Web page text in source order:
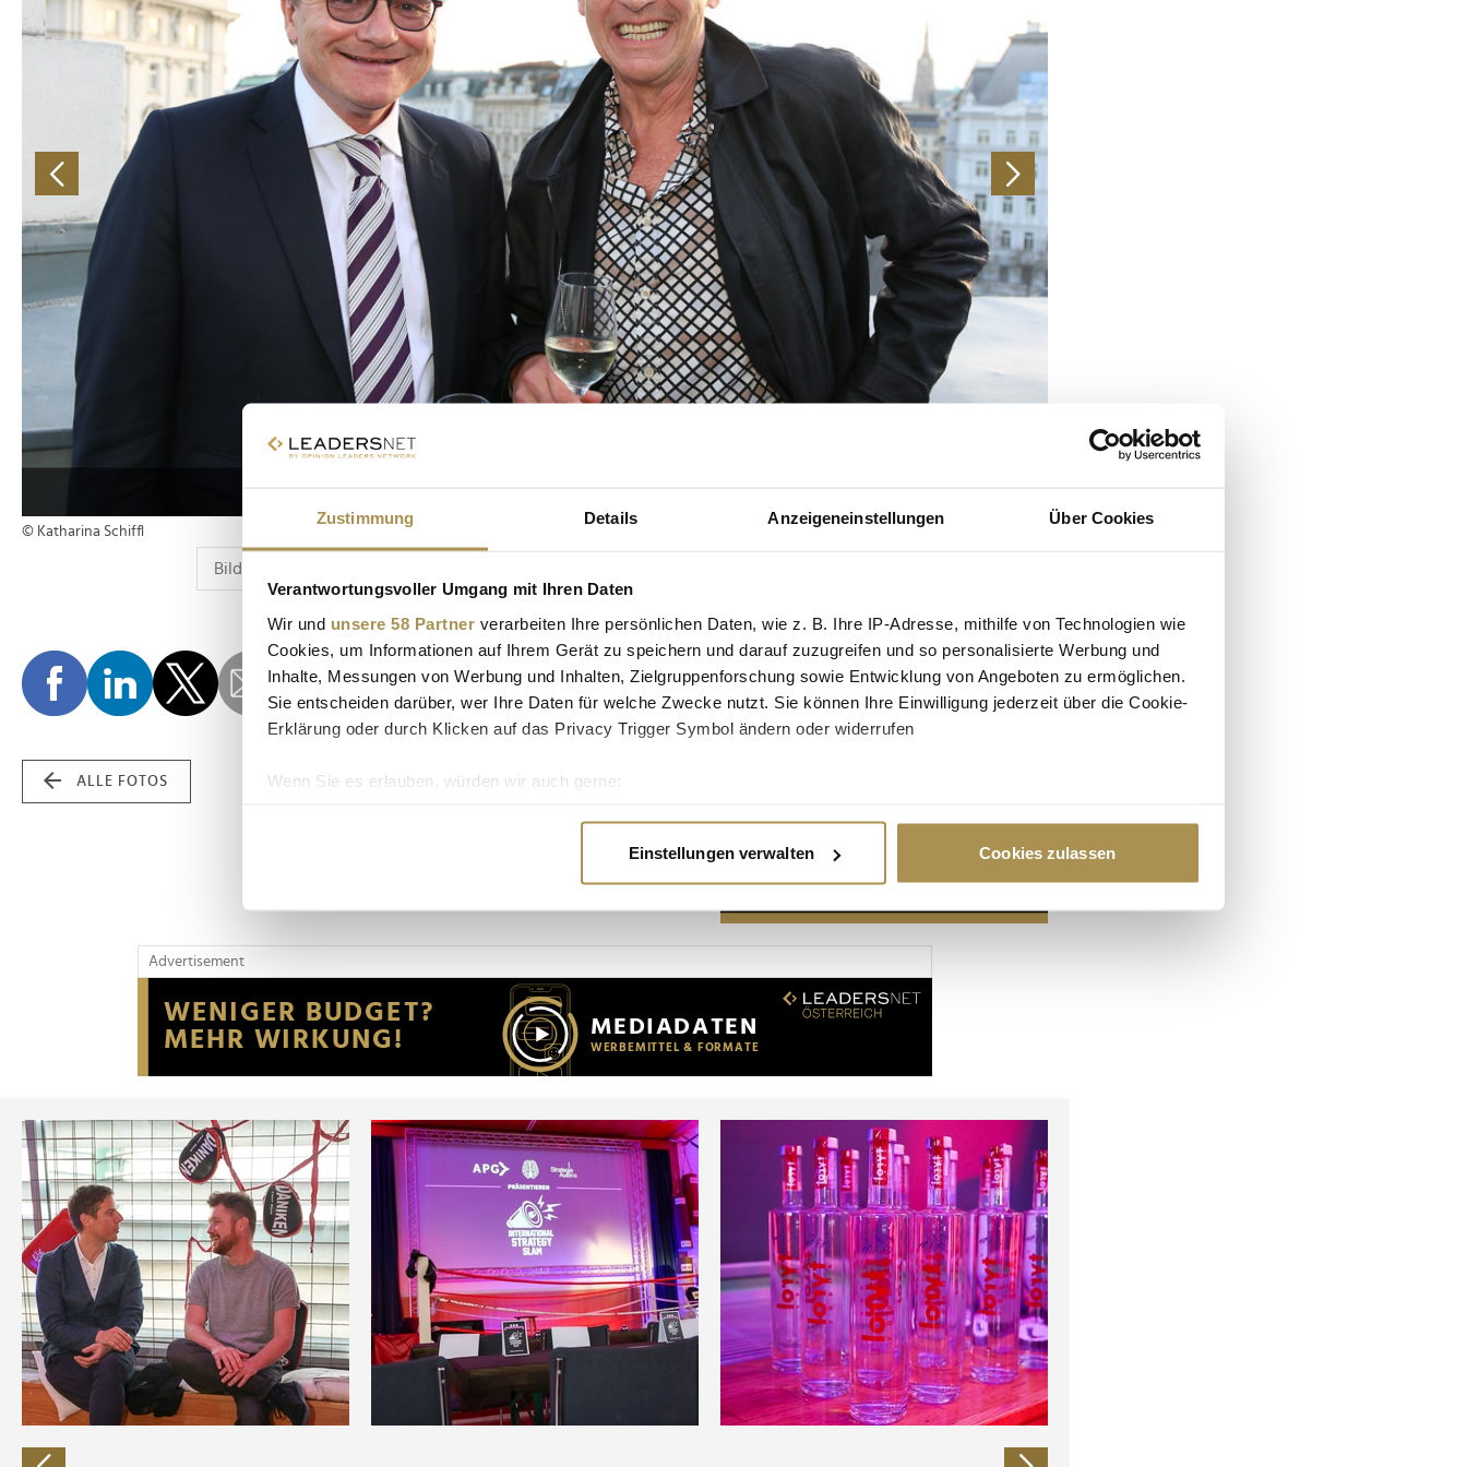
Zustimmung Details Anzeigeneinstellungen Über Cookies
Verantwortungsvoller Umgang mit Ihren Daten
Wir und unsere 58 Partner verarbeiten Ihre persönlichen Daten, wie z. B. Ihre IP-Adresse, mithilfe von Technologien wie
Cookies, um Informationen auf Ihrem Gerät zu speichern und darauf zuzugreifen und so personalisierte Werbung und
Inhalte, Messungen von Werbung und Inhalten, Zielgruppenforschung sowie Entwicklung von Angeboten zu ermöglichen.
Sie entscheiden darüber, wer Ihre Daten für welche Zwecke nutzt. Sie können Ihre Einwilligung jederzeit über die Cookie-
Erklärung oder durch Klicken auf das Privacy Trigger Symbol ändern oder widerrufen
Wenn Sie es erlauben, würden wir auch gerne:
Erfahren Sie mehr darüber, wie Ihre persönlichen Daten verarbeitet werden, und legen Sie Ihre Präferenzen im
Wir verwenden Cookies, um Inhalte und Anzeigen zu personalisieren, Funktionen für soziale Medien anbieten zu können
Website an unsere Partner für soziale Medien, Werbung und Analysen weiter. Unsere Partner führen diese Informationen
möglicherweise mit weiteren Daten zusammen, die Sie ihnen bereitgestellt haben oder die sie im Rahmen Ihrer Nutzung
der Dienste gesammelt haben.
Einstellungen verwalten Cookies zulassen
© Katharina Schiffl
ALLE FOTOS
Advertisement
Advertisement